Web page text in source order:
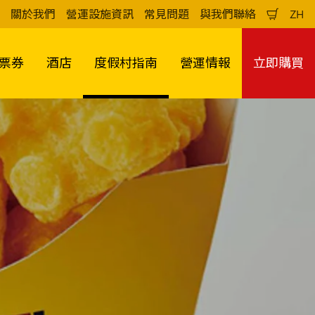
關於我們 營運設施資訊 常見問題 與我們聯絡
物
ZH
中
文
券 酒店 度假村指南 營運情報 立即購買